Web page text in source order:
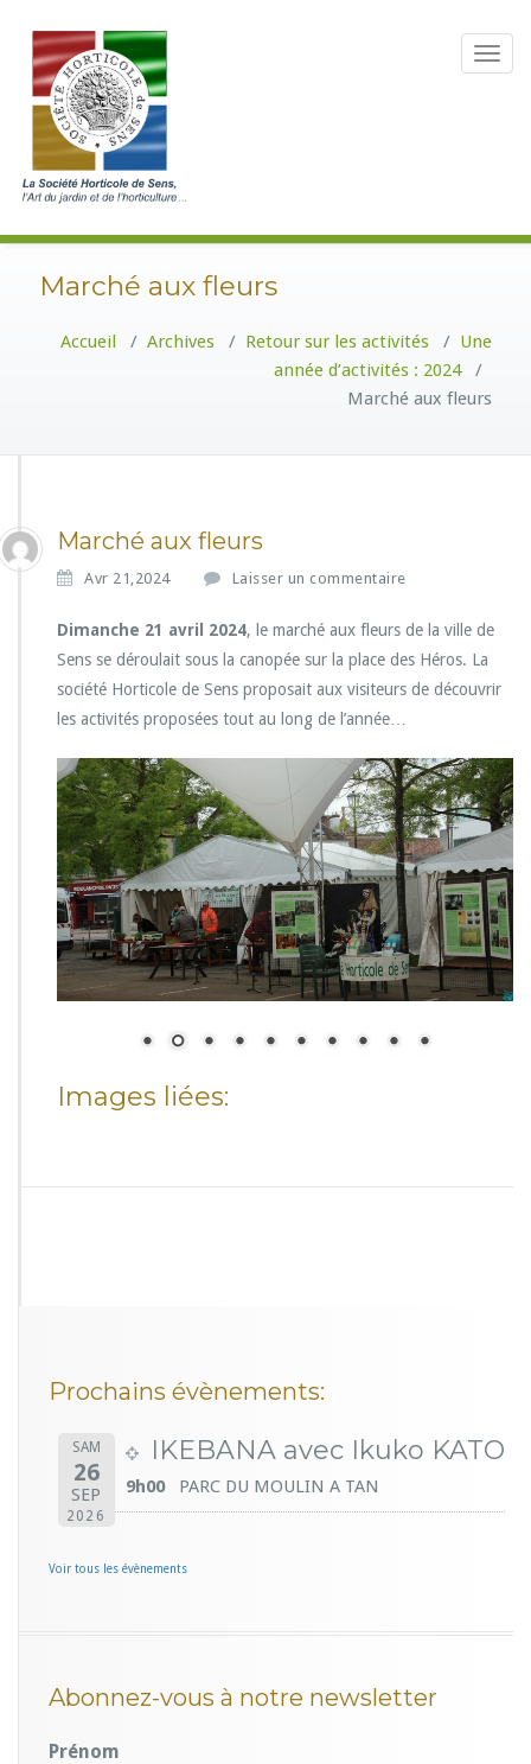
Toggle
Marché aux fleurs
Accueil / Archives / Retour sur les activités / Une
année d’activités : 2024/
Marché aux fleurs
Marché aux fleurs
Avr 21,2024 Laisser un commentaire
Dimanche 21 avril 2024, le marché aux fleurs de la ville de
Sens se déroulait sous la canopée sur la place des Héros. La
société Horticole de Sens proposait aux visiteurs de découvrir
les activités proposées tout au long de l’année…
Images liées:
Prochains évènements:
SAM
26
SEP
2026
IKEBANA avec Ikuko KATO
9h00 PARC DU MOULIN A TAN
Voir tous les évènements
Abonnez-vous à notre newsletter
Prénom